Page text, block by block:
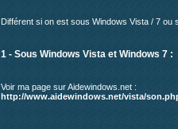
Différent si on est sous Windows Vista / 7 ou
1 - Sous Windows Vista et Windows 7 :
Voir ma page sur Aidewindows.net :
http://www.aidewindows.net/vista/